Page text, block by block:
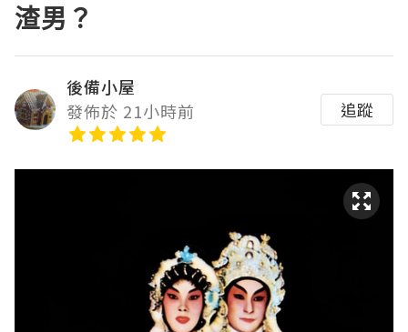
渣男？
後備小屋
發佈於 21小時前
追蹤